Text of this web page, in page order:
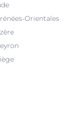
Orientales